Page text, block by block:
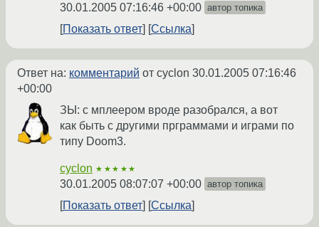
30.01.2005 07:16:46 +00:00 автор топика
Показать ответ Ссылка
Ответ на: комментарий от cyclon 30.01.2005 07:16:46
+00:00
ЗЫ: с мплеером вроде разобрался, а вот
как быть с другими прграммами и играми по
типу Doom3.
cyclon ★★★★★
30.01.2005 08:07:07 +00:00 автор топика
Показать ответ Ссылка